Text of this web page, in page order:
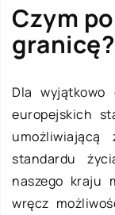
Czym
granicę?
Dla
europejskich
umożliwiającą
standardu
naszego kraju
wręcz